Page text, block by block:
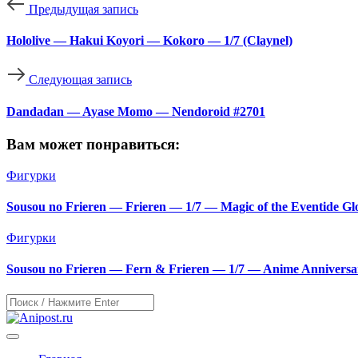
Предыдущая запись
Hololive — Hakui Koyori — Kokoro — 1/7 (Claynel)
Следующая запись
Dandadan — Ayase Momo — Nendoroid #2701
Вам может понравиться:
Фигурки
Sousou no Frieren — Frieren — 1/7 — Magic of the Eventide
Фигурки
Sousou no Frieren — Fern & Frieren — 1/7 — Anime